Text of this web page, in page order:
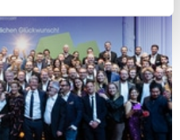
identifizieren
Ihre persönlichen Daten
Sie Ihre Präferenzen im
und Anzeigen zu